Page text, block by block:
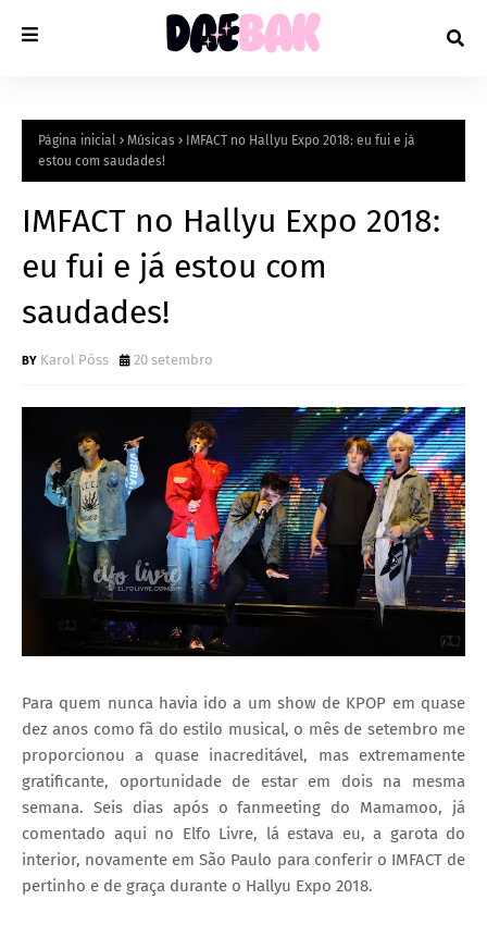
Página inicial Músicas
IMFACT no Hallyu Expo 2018: eu fui e já
estou com saudades!
IMFACT no Hallyu Expo 2018:
eu fui e já estou com
saudades!
Karol Póss 20 setembro
Para quem nunca havia ido a um show de KPOP em quase
dez anos como fã do estilo musical, o mês de setembro me
proporcionou a quase inacreditável, mas extremamente
gratificante, oportunidade de estar em dois na mesma
semana. Seis dias após o fanmeeting do Mamamoo, já
comentado aqui no Elfo Livre, lá estava eu, a garota do
interior, novamente em São Paulo para conferir o IMFACT de
pertinho e de graça durante o Hallyu Expo 2018.